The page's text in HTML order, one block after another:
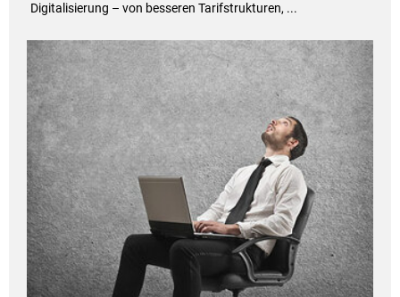
Digitalisierung – von besseren Tarifstrukturen, ...